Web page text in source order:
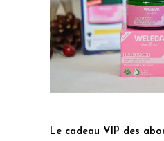
Le cadeau VIP des